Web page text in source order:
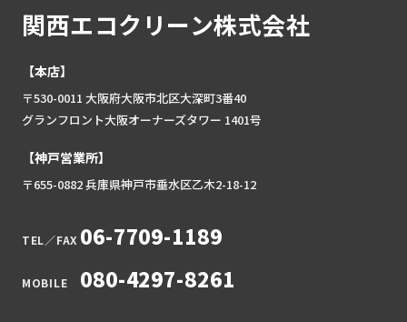
関西エコクリーン株式会社
【本店】
〒530-0011 大阪府大阪市北区大深町3番40
グランフロント大阪オーナーズタワー 1401号
【神戸営業所】
〒655-0882 兵庫県神戸市垂水区乙木2-18-12
TEL／FAX 06-7709-1189
MOBILE 080-4297-8261